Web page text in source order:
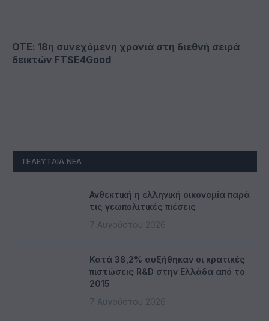
ΟΤΕ: 18η συνεχόμενη χρονιά στη διεθνή σειρά
δεικτών FTSE4Good
ΤΕΛΕΥΤΑΊΑ ΝΈΑ
Ανθεκτική η ελληνική οικονομία παρά
τις γεωπολιτικές πιέσεις
7 Αυγούστου 2026
Κατά 38,2% αυξήθηκαν οι κρατικές
πιστώσεις R&D στην Ελλάδα από το
2015
7 Αυγούστου 2026